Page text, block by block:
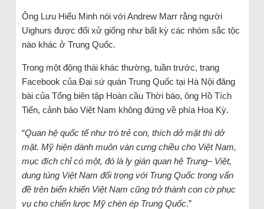
Ông Lưu Hiểu Minh nói với Andrew Marr rằng người
Uighurs được đối xử giống như bất kỳ các nhóm sắc tộc
nào khác ở Trung Quốc.
Trong một động thái khác thường, tuần trước, trang
Facebook của Đại sứ quán Trung Quốc tại Hà Nội đăng
bài của Tổng biên tập Hoàn cầu Thời báo, ông Hồ Tích
Tiến, cảnh báo Việt Nam không đứng về phía Hoa Kỳ.
“Quan hệ quốc tế như trò trẻ con, thích dở mặt thì dở
mặt. Mỹ hiện dành muôn vàn cưng chiều cho Việt Nam,
mục đích chỉ có một, đó là ly gián quan hệ Trung– Việt,
dung túng Việt Nam đối trọng với Trung Quốc trong vấn
đề trên biển khiến Việt Nam cũng trở thành con cờ phục
vụ cho chiến lược Mỹ chèn ép Trung Quốc.”